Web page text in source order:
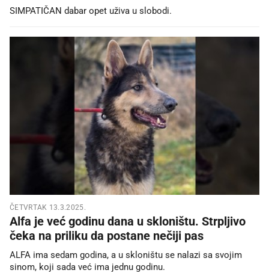
SIMPATIČAN dabar opet uživa u slobodi.
ČETVRTAK 13.3.2025.
Alfa je već godinu dana u skloništu. Strpljivo
čeka na priliku da postane nečiji pas
ALFA ima sedam godina, a u skloništu se nalazi sa svojim
sinom, koji sada već ima jednu godinu.